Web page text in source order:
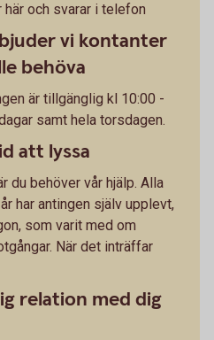
här och svarar i telefon
vi kontanter
behöva
är tillgänglig kl 10:00 -
samt hela torsdagen.
att lyssa
du behöver vår hjälp. Alla
har antingen själv upplevt,
som varit med om
När det inträffar
relation med dig